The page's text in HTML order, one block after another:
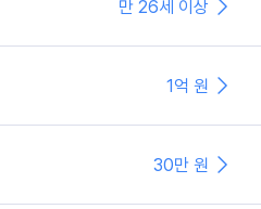
만 26세 이상
1억 원
30만 원